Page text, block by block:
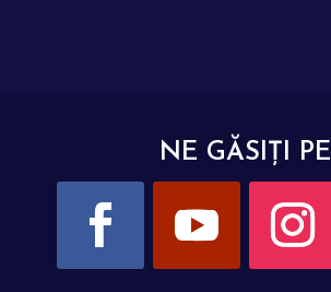
NE GĂSIȚI PE